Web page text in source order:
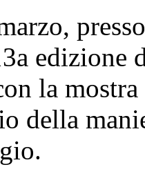
la
edizione
la
della